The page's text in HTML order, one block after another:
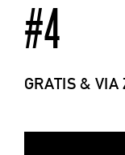
#4
GRATIS & VIA